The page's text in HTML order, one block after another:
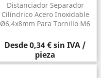
Distanciador Separador
Cilíndrico Acero Inoxidable
Ø6,4x8mm Para Tornillo M6
Precio
Desde0,34 €sin IVA /
pieza